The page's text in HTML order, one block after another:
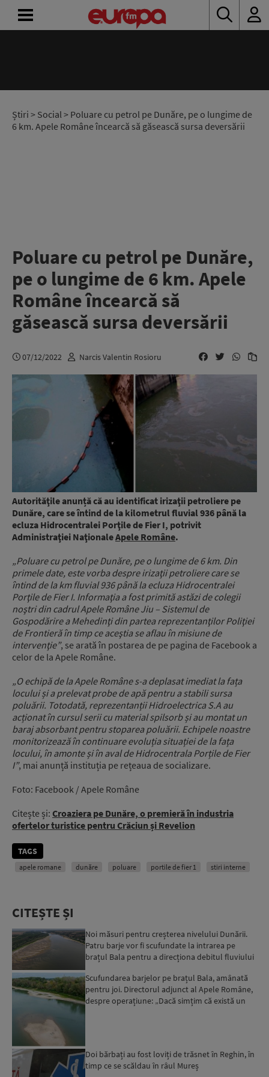
Știri > Social> Poluare cu petrol pe Dunăre, pe o lungime de
6 km. Apele Române încearcă să găsească sursa deversării
Poluare cu petrol pe Dunăre,
pe o lungime de 6 km. Apele
Române încearcă să
găsească sursa deversării
07/12/2022 Narcis Valentin Rosioru
Autorităţile anunță că au identificat irizaţii petroliere pe
Dunăre, care se întind de la kilometrul fluvial 936 până la
ecluza Hidrocentralei Porţile de Fier I, potrivit
Administraţiei NaţionaleApele Române.
„Poluare cu petrol pe Dunăre, pe o lungime de 6 km. Din
primele date, este vorba despre irizaţii petroliere care se
întind de la km fluvial 936 până la ecluza Hidrocentralei
Porţile de Fier I. Informaţia a fost primită astăzi de colegii
noştri din cadrul Apele Române Jiu – Sistemul de
Gospodărire a Mehedinţi din partea reprezentanţilor Poliţiei
de Frontieră în timp ce aceştia se aflau în misiune de
intervenţie”, se arată în postarea de pe pagina de Facebook a
celor de la Apele Române.
„O echipă de la Apele Române s-a deplasat imediat la fața
locului și a prelevat probe de apă pentru a stabili sursa
poluării. Totodată, reprezentanții Hidroelectrica S.A au
acționat în cursul serii cu material spilsorb și au montat un
baraj absorbant pentru stoparea poluării. Echipele noastre
monitorizează în continuare evoluția situației de la fața
locului, în amonte și în aval de Hidrocentrala Porțile de Fier
I”, mai anunță instituția pe rețeaua de socializare.
Foto: Facebook / Apele Române
Citește și: Croaziera pe Dunăre, o premieră în industria
ofertelor turistice pentru Crăciun și Revelion
TAGS
apele romane dunăre poluare portile de fier 1 stiri interne
CITEȘTE ȘI
Noi măsuri pentru creșterea nivelului Dunării.
Patru barje vor fi scufundate la intrarea pe
brațul Bala pentru a direcționa debitul fluviului
Scufundarea barjelor pe brațul Bala, amânată
pentru joi. Directorul adjunct al Apele Române,
despre operațiune: „Dacă simțim că există un
Doi bărbați au fost loviți de trăsnet în Reghin, în
timp ce se scăldau în râul Mureș
RADIO